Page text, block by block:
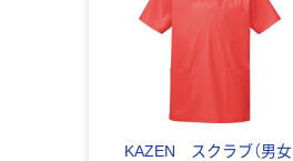
KAZEN スクラブ（男女